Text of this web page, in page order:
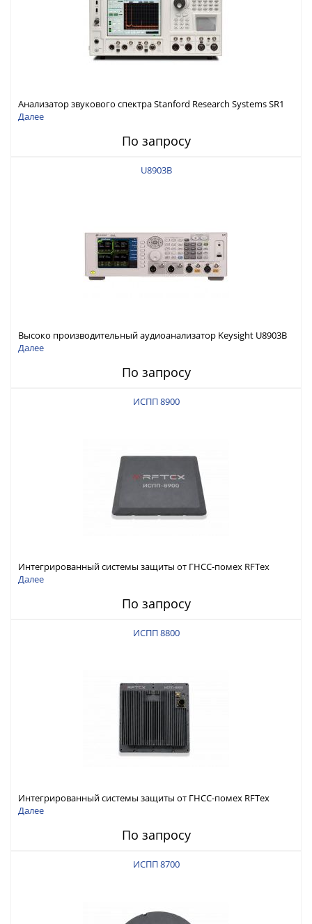
Анализатор звукового спектра Stanford Research Systems SR1
Далее
По запросу
U8903B
Высоко производительный аудиоанализатор Keysight U8903B
Далее
По запросу
ИСПП 8900
Интегрированный системы защиты от ГНСС-помех RFТех
ИСПП 8900
Далее
По запросу
ИСПП 8800
Интегрированный системы защиты от ГНСС-помех RFТех
ИСПП 8800
Далее
По запросу
ИСПП 8700